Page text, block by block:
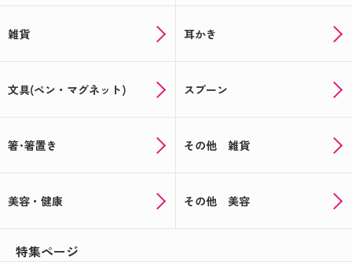
雑貨 耳かき
文具(ペン・マグネット) スプーン
箸･箸置き その他 雑貨
美容・健康 その他 美容
特集ページ